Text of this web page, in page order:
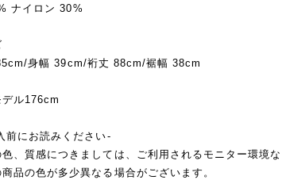
ナイロン 30%
身幅 39cm/裄丈 88cm/裾幅 38cm
ル176cm
前にお読みください-
、質感につきましては、ご利用されるモニター環境
品の色が多少異なる場合がございます。